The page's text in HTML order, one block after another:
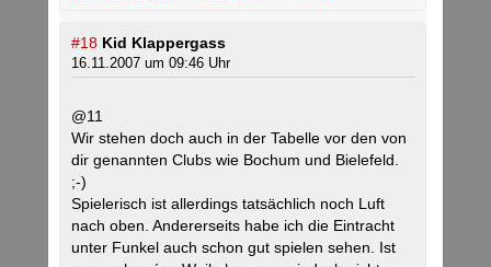
#18 Kid Klappergass
16.11.2007 um 09:46 Uhr
@11
Wir stehen doch auch in der Tabelle vor den von
dir genannten Clubs wie Bochum und Bielefeld.
;-)
Spielerisch ist allerdings tatsächlich noch Luft
nach oben. Andererseits habe ich die Eintracht
unter Funkel auch schon gut spielen sehen. Ist